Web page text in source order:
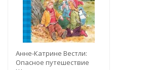
Анне-Катрине Вестли:
Опасное путешествие